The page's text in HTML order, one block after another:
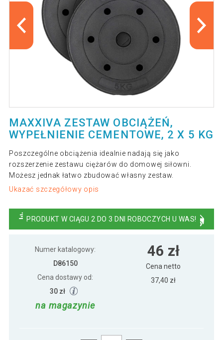
MAXXIVA ZESTAW OBCIĄŻEŃ,
WYPEŁNIENIE CEMENTOWE, 2 X 5 KG
Poszczególne obciążenia idealnie nadają się jako
rozszerzenie zestawu ciężarów do domowej siłowni.
Możesz jednak łatwo zbudować własny zestaw.
Ukazać szczegółowy opis
PRODUKT W CIĄGU 2 DO 3 DNI ROBOCZYCH U WAS!
Numer katalogowy:
D86150
Cena dostawy od:
30 zł
na magazynie
46 zł
Cena netto
37,40 zł